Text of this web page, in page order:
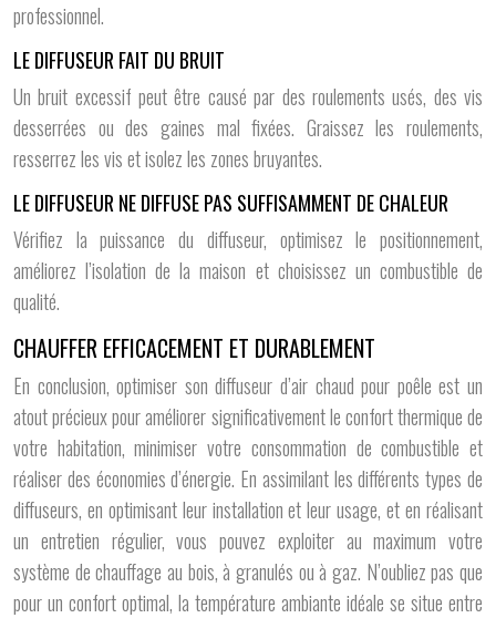
professionnel.
LE DIFFUSEUR FAIT DU BRUIT
Un bruit excessif peut être causé par des roulements usés, des vis
desserrées ou des gaines mal fixées. Graissez les roulements,
resserrez les vis et isolez les zones bruyantes.
LE DIFFUSEUR NE DIFFUSE PAS SUFFISAMMENT DE CHALEUR
Vérifiez la puissance du diffuseur, optimisez le positionnement,
améliorez l’isolation de la maison et choisissez un combustible de
qualité.
CHAUFFER EFFICACEMENT ET DURABLEMENT
En conclusion, optimiser son diffuseur d’air chaud pour poêle est un
atout précieux pour améliorer significativement le confort thermique de
votre habitation, minimiser votre consommation de combustible et
réaliser des économies d’énergie. En assimilant les différents types de
diffuseurs, en optimisant leur installation et leur usage, et en réalisant
un entretien régulier, vous pouvez exploiter au maximum votre
système de chauffage au bois, à granulés ou à gaz. N’oubliez pas que
pour un confort optimal, la température ambiante idéale se situe entre